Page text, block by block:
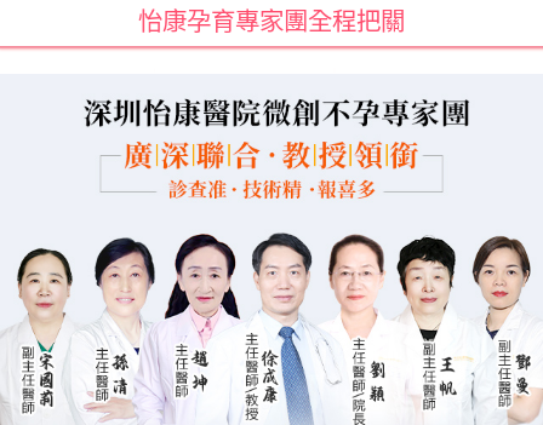
怡康孕育專家團全程把關